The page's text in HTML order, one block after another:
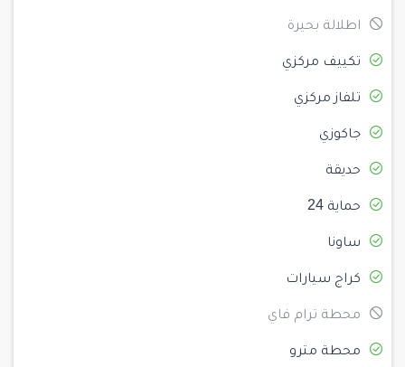
اطلالة بحيرة
تكييف مركزي
تلفاز مركزي
جاكوزي
حديقة
حماية 24
ساونا
كراج سيارات
محطة ترام فاي
محطة مترو